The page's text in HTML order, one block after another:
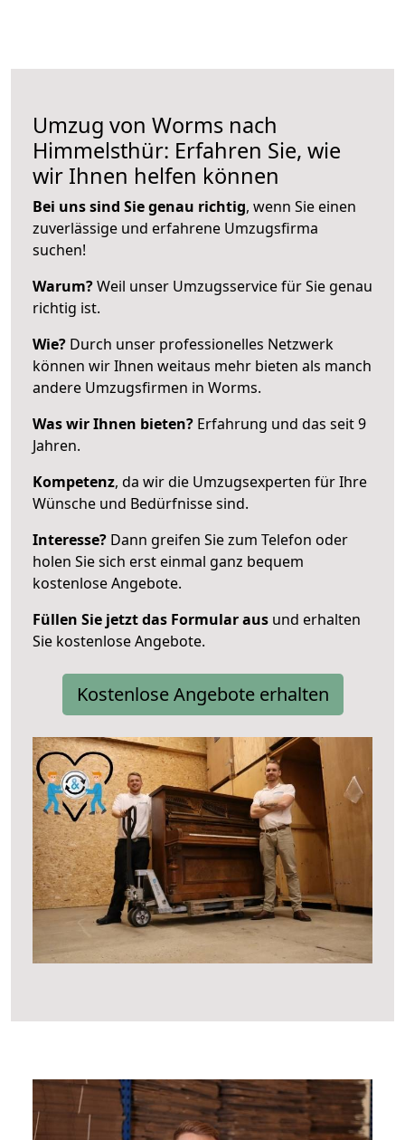
Umzug von Worms nach
Himmelsthür: Erfahren Sie, wie
wir Ihnen helfen können
Bei uns sind Sie genau richtig, wenn Sie einen
zuverlässige und erfahrene Umzugsfirma
suchen!
Warum?Weil unser Umzugsservice für Sie genau
richtig ist.
Wie? Durch unser professionelles Netzwerk
können wir Ihnen weitaus mehr bieten als manch
andere Umzugsfirmen in Worms.
Was wir Ihnen bieten? Erfahrung und das seit 9
Jahren.
Kompetenz, da wir die Umzugsexperten für Ihre
Wünsche und Bedürfnisse sind.
Interesse? Dann greifen Sie zum Telefon oder
holen Sie sich erst einmal ganz bequem
kostenlose Angebote.
Füllen Sie jetzt das Formular aus und erhalten
Sie kostenlose Angebote.
Kostenlose Angebote erhalten